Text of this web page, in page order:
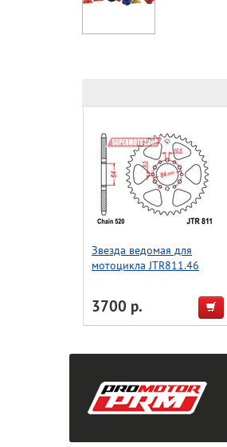
Звезда ведомая для
мотоцикла JTR811.46
3700 р.